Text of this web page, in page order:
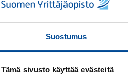
Suostumus
Tämä sivusto käyttää evästeitä
ohjat käsiisi ja
onnistuu vaikkapa
on
kulkua reaaliajassa